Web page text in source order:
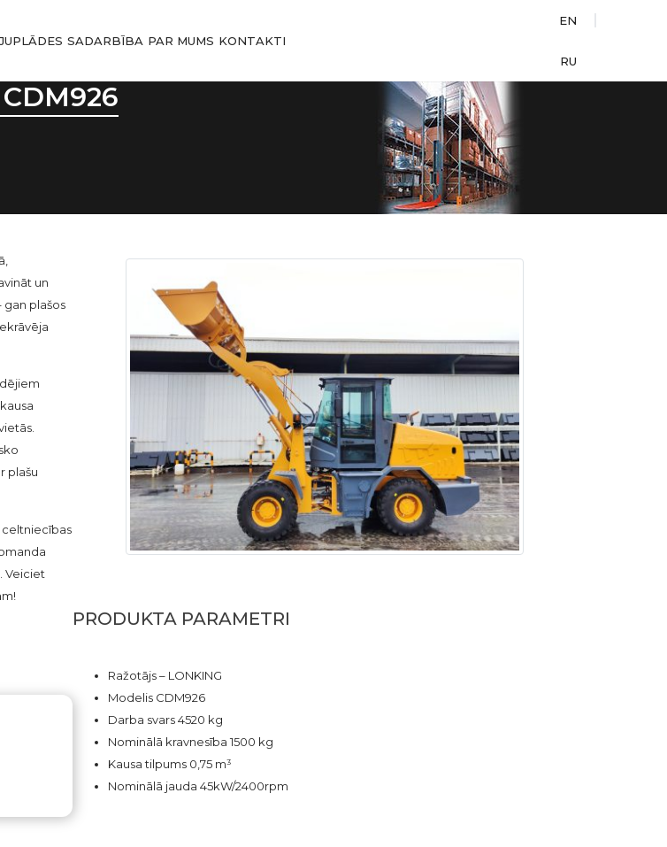
SADARBĪBA PAR MUMS KONTAKTI
EN
RU
un
plašos
plašu
celtniecības
Veiciet
PRODUKTA PARAMETRI
Ražotājs – LONKING
Modelis CDM926
Darba svars 4520 kg
Nominālā kravnesība 1500 kg
Kausa tilpums 0,75 m³
Nominālā jauda 45kW/2400rpm